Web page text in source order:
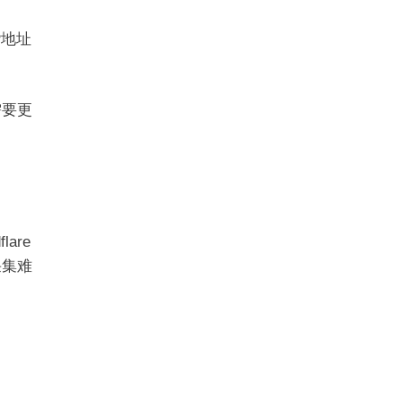
址
更
难